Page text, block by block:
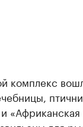
комплекс
«Африканская